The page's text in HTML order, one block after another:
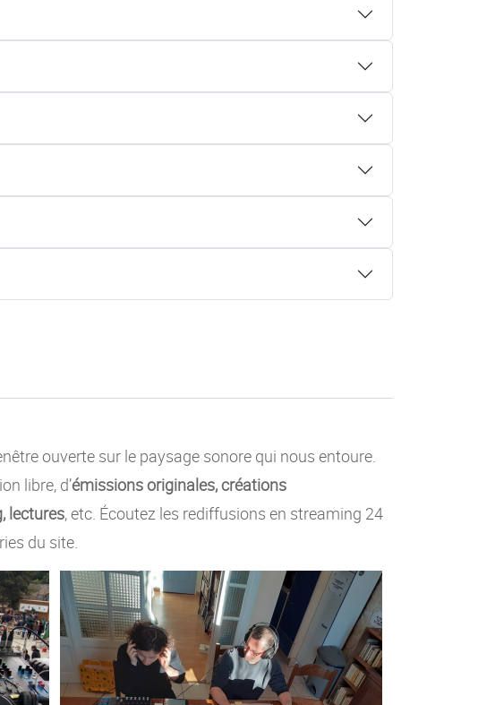
ouverte sur le paysage sonore qui nous entoure.
libre, d’émissions originales, créations
lectures, etc. Écoutez les rediffusions en streaming 24
du site.